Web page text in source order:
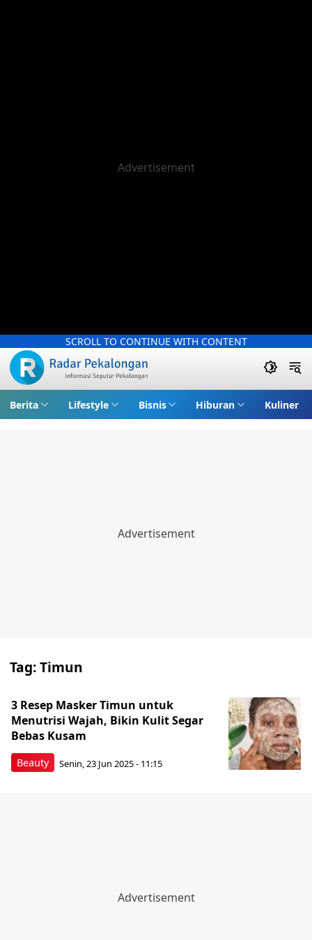
SCROLL TO CONTINUE WITH CONTENT
Berita Lifestyle Bisnis Hiburan Kuliner
Tag:Timun
Beauty
3 Resep Masker Timun untuk
Menutrisi Wajah, Bikin Kulit Segar
Bebas Kusam
Senin, 23 Jun 2025 - 11:15